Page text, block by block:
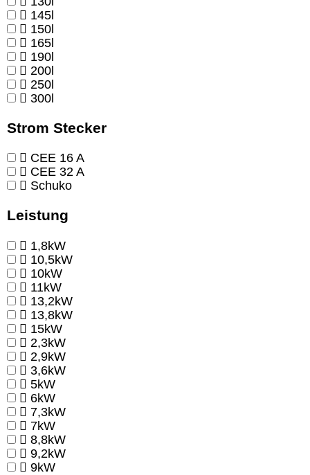
145l
150l
165l
190l
200l
250l
300l
Strom Stecker
CEE 16 A
CEE 32 A
Schuko
Leistung
1,8kW
10,5kW
10kW
11kW
13,2kW
13,8kW
15kW
2,3kW
2,9kW
3,6kW
5kW
6kW
7,3kW
7kW
8,8kW
9,2kW
9kW